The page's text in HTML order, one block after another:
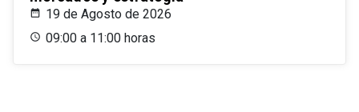
19 de Agosto de 2026
09:00 a 11:00 horas